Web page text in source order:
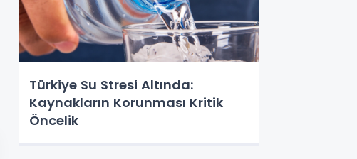
Türkiye Su Stresi Altında:
Kaynakların Korunması Kritik
Öncelik